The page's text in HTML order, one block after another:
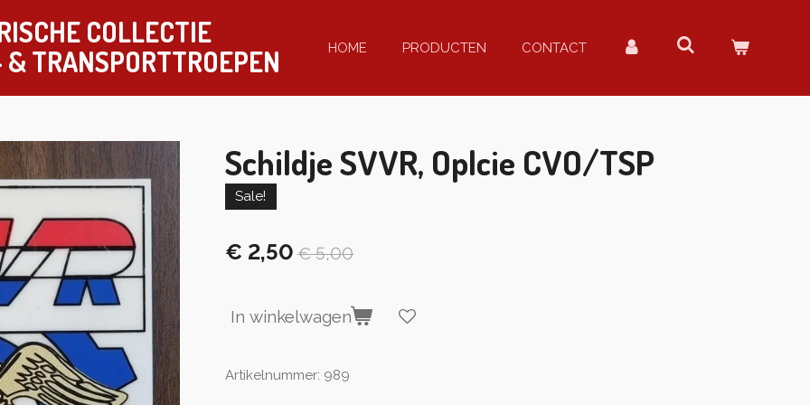
COLLECTIE
& TRANSPORTTROEPEN HOME PRODUCTEN CONTACT
Schildje SVVR, Oplcie CVO/TSP
Sale!
€ 2,50 € 5,00
In winkelwagen
Artikelnummer: 989